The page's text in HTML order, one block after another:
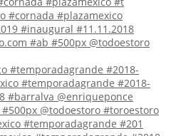
#temporadagrande #2018-
#temporadagrande #201